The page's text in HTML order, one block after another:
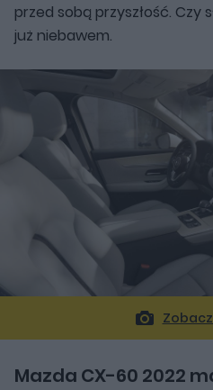
przed sobą przyszłość. Czy
już niebawem.
Mazda CX-60 2022